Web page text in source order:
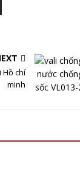
Hồ chí
minh